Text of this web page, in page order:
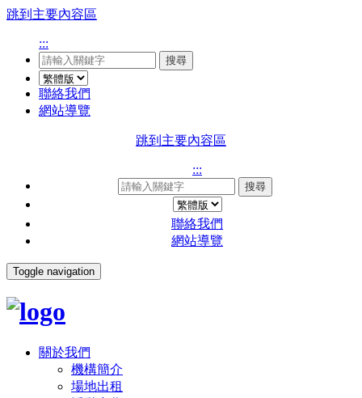
跳到主要內容區
:::
搜尋
聯絡我們
網站導覽
跳到主要內容區
:::
搜尋
聯絡我們
網站導覽
Toggle navigation
關於我們
機構簡介
場地出租